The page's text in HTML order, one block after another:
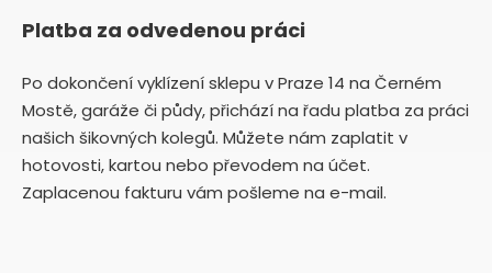
Platba za odvedenou práci
Po dokončení vyklízení sklepu v Praze 14 na Černém
Mostě, garáže či půdy, přichází na řadu platba za práci
našich šikovných kolegů. Můžete nám zaplatit v
hotovosti, kartou nebo převodem na účet.
Zaplacenou fakturu vám pošleme na e-mail.